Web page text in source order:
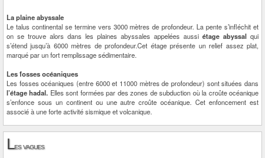
La plaine abyssale
Le talus continental se termine vers 3000 mètres de profondeur. La pente s’infléchit et
on se trouve alors dans les plaines abyssales appelées aussi étage abyssal qui
s’étend jusqu’à 6000 mètres de profondeur.Cet étage présente un relief assez plat,
marqué par un fort remplissage sédimentaire.
Les fosses océaniques
Les fosses océaniques (entre 6000 et 11000 mètres de profondeur) sont situées dans
l’étage hadal. Elles sont formées par des zones de subduction où la croûte océanique
s’enfonce sous un continent ou une autre croûte océanique. Cet enfoncement est
associé à une forte activité sismique et volcanique.
Les vagues